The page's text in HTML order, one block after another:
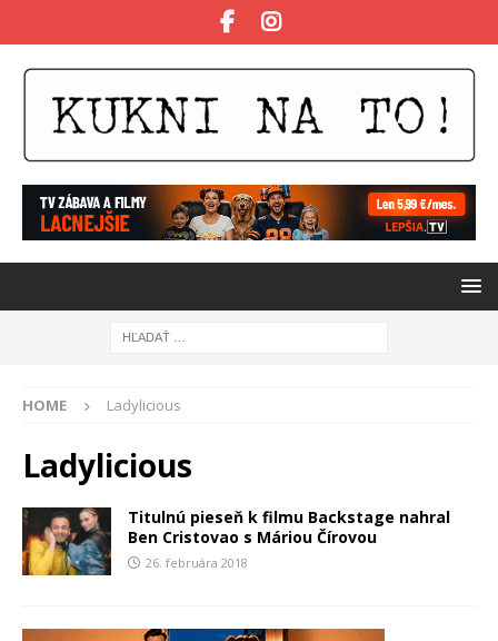
HOME Ladylicious
Ladylicious
Titulnú pieseň k filmu Backstage nahral
Ben Cristovao s Máriou Čírovou
26. februára 2018